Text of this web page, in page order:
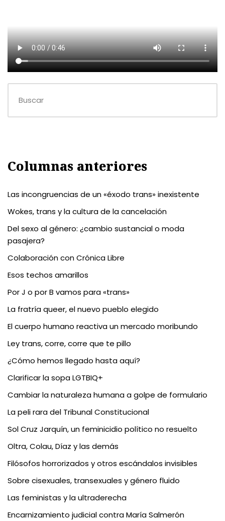
Columnas anteriores
Las incongruencias de un «éxodo trans» inexistente
Wokes, trans y la cultura de la cancelación
Del sexo al género: ¿cambio sustancial o moda
pasajera?
Colaboración con Crónica Libre
Esos techos amarillos
Por J o por B vamos para «trans»
La fratría queer, el nuevo pueblo elegido
El cuerpo humano reactiva un mercado moribundo
Ley trans, corre, corre que te pillo
¿Cómo hemos llegado hasta aquí?
Clarificar la sopa LGTBIQ+
Cambiar la naturaleza humana a golpe de formulario
La peli rara del Tribunal Constitucional
Sol Cruz Jarquín, un feminicidio político no resuelto
Oltra, Colau, Díaz y las demás
Filósofos horrorizados y otros escándalos invisibles
Sobre cisexuales, transexuales y género fluido
Las feministas y la ultraderecha
Encarnizamiento judicial contra María Salmerón